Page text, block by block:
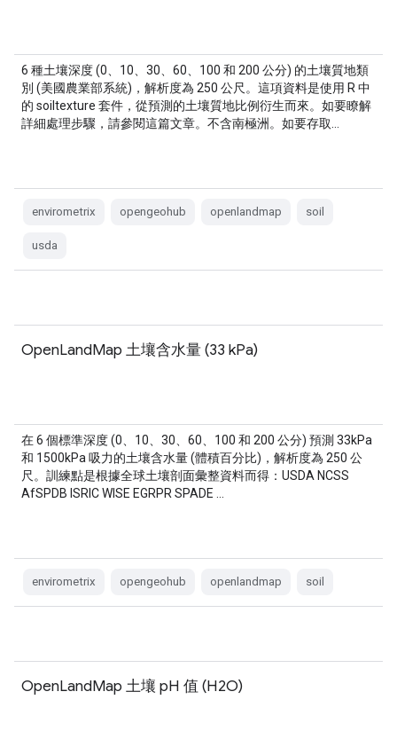
6 種土壤深度 (0、10、30、60、100 和 200 公分) 的土壤質地類
別 (美國農業部系統)，解析度為 250 公尺。這項資料是使用 R 中
的 soiltexture 套件，從預測的土壤質地比例衍生而來。如要瞭解
詳細處理步驟，請參閱這篇文章。不含南極洲。如要存取…
envirometrix opengeohub openlandmap soil
usda
OpenLandMap 土壤含水量 (33 kPa)
在 6 個標準深度 (0、10、30、60、100 和 200 公分) 預測 33kPa
和 1500kPa 吸力的土壤含水量 (體積百分比)，解析度為 250 公
尺。訓練點是根據全球土壤剖面彙整資料而得：USDA NCSS
AfSPDB ISRIC WISE EGRPR SPADE …
envirometrix opengeohub openlandmap soil
OpenLandMap 土壤 pH 值 (H2O)